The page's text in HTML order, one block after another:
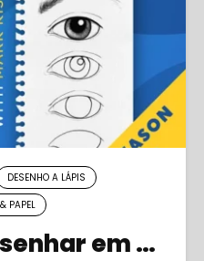
DESENHO A LÁPIS
PAPEL
Aprenda a Desenhar em 21 Dias (Temporada 1)